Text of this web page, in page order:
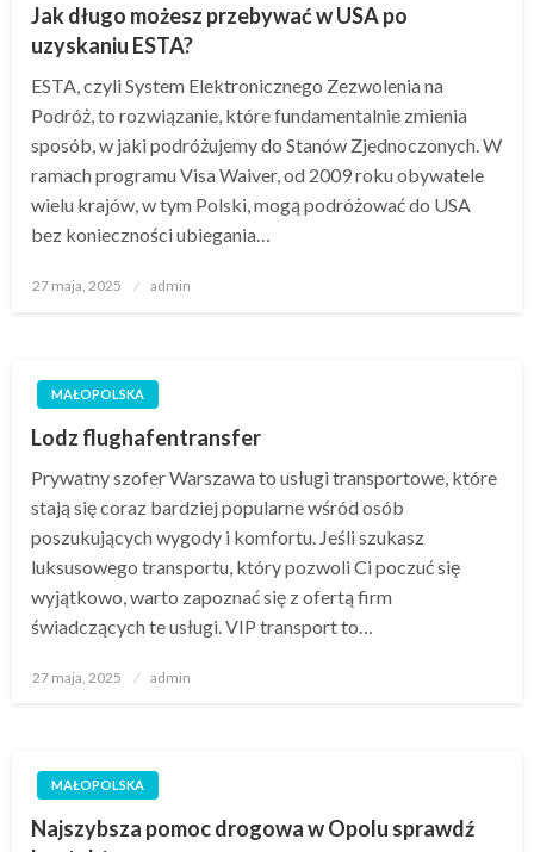
Jak długo możesz przebywać w USA po
uzyskaniu ESTA?
ESTA, czyli System Elektronicznego Zezwolenia na
Podróż, to rozwiązanie, które fundamentalnie zmienia
sposób, w jaki podróżujemy do Stanów Zjednoczonych. W
ramach programu Visa Waiver, od 2009 roku obywatele
wielu krajów, w tym Polski, mogą podróżować do USA
bez konieczności ubiegania…
Opublikowane
27 maja, 2025 admin
MAŁOPOLSKA
Lodz flughafentransfer
Prywatny szofer Warszawa to usługi transportowe, które
stają się coraz bardziej popularne wśród osób
poszukujących wygody i komfortu. Jeśli szukasz
luksusowego transportu, który pozwoli Ci poczuć się
wyjątkowo, warto zapoznać się z ofertą firm
świadczących te usługi. VIP transport to…
Opublikowane
27 maja, 2025 admin
MAŁOPOLSKA
Najszybsza pomoc drogowa w Opolu sprawdź